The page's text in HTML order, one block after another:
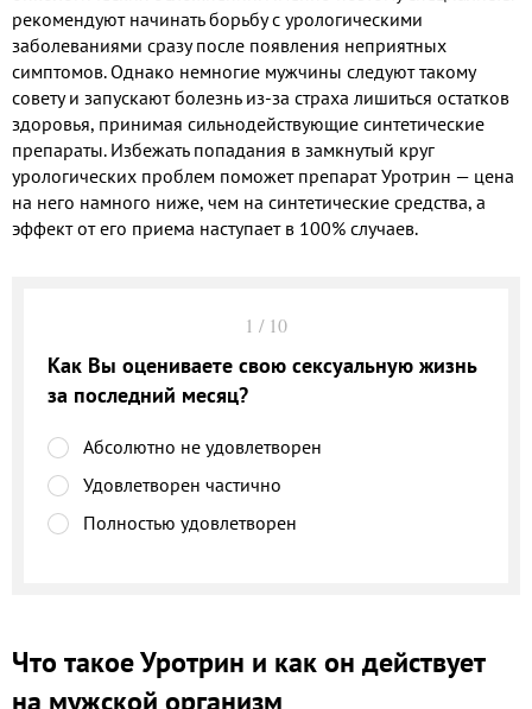
рекомендуют начинать борьбу с урологическими
заболеваниями сразу после появления неприятных
симптомов. Однако немногие мужчины следуют такому
совету и запускают болезнь из-за страха лишиться остатков
здоровья, принимая сильнодействующие синтетические
препараты. Избежать попадания в замкнутый круг
урологических проблем поможет препарат Уротрин — цена
на него намного ниже, чем на синтетические средства, а
эффект от его приема наступает в 100% случаев.
1 / 10
Как Вы оцениваете свою сексуальную жизнь
за последний месяц?
Абсолютно не удовлетворен
Удовлетворен частично
Полностью удовлетворен
Что такое Уротрин и как он действует
на мужской организм